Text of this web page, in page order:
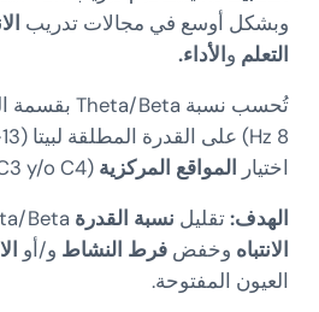
وبشكل أوسع في مجالات تدريب
التعلم والأداء.
اختيار المواقع المركزية (Cz, C3 y/o C4).
الهدف:تقليل نسبة القدرة
الانتباه وخفض فرط النشاط و/أو
العيون المفتوحة.